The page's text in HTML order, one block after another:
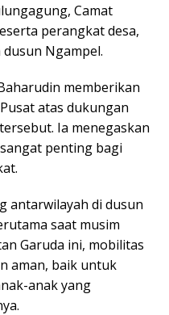
Camat
perangkat desa,
Ngampel.
memberikan
atas dukungan
Ia menegaskan
penting bagi
antarwilayah di dusun
saat musim
Garuda ini, mobilitas
aman, baik untuk
anak yang